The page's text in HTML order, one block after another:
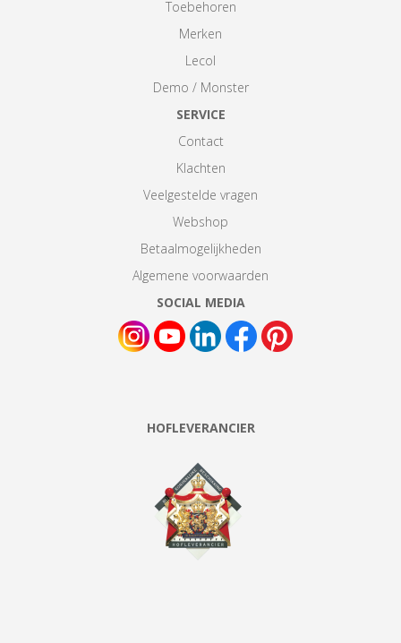
Toebehoren
Merken
Lecol
Demo / Monster
SERVICE
Contact
Klachten
Veelgestelde vragen
Webshop
Betaalmogelijkheden
Algemene voorwaarden
SOCIAL MEDIA
HOFLEVERANCIER